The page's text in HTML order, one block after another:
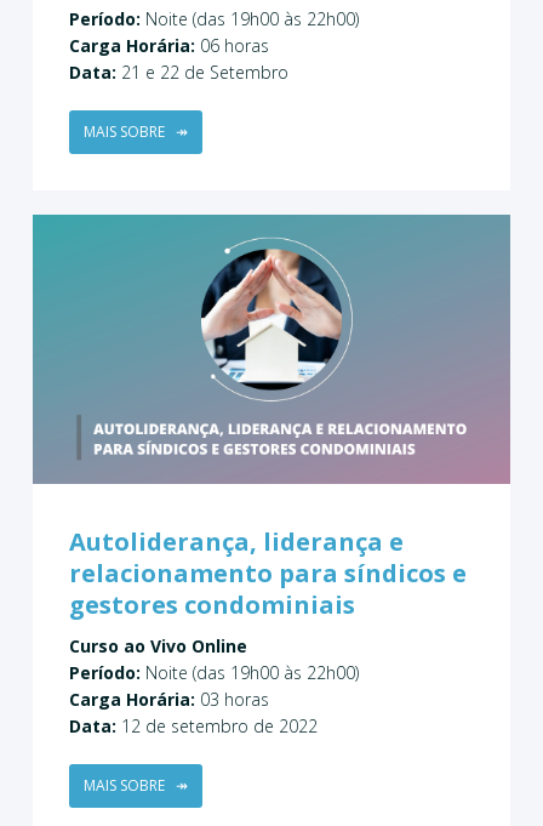
Período: Noite (das 19h00 às 22h00)
Carga Horária: 06 horas
Data: 21 e 22 de Setembro
MAIS SOBRE ↠
Autoliderança, liderança e
relacionamento para síndicos e
gestores condominiais
Curso ao Vivo Online
Período: Noite (das 19h00 às 22h00)
Carga Horária: 03 horas
Data: 12 de setembro de 2022
MAIS SOBRE ↠